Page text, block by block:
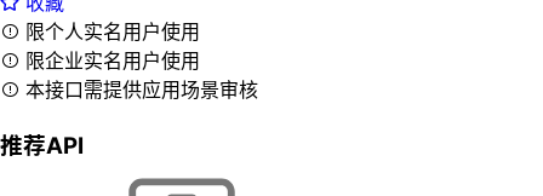
限个人实名用户使用
限企业实名用户使用
本接口需提供应用场景审核
推荐API